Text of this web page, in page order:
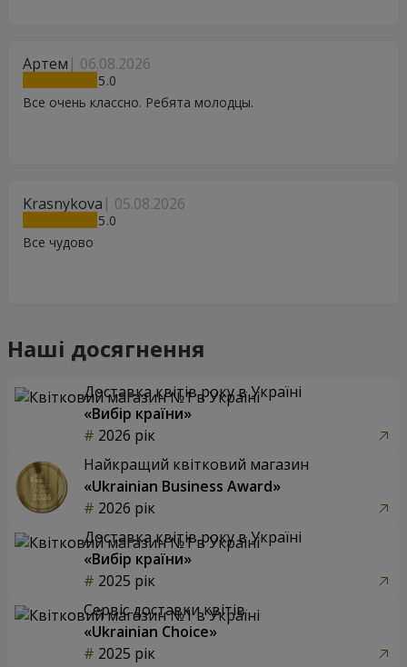
Артем 06.08.2026
5
Все очень классно. Ребята молодцы.
Krasnykova 05.08.2026
5
Все чудово
Наші досягнення
Доставка квітів року в Україні
«Вибір країни»
2026 рік
Найкращий квітковий магазин
«Ukrainian Business Award»
2026 рік
Доставка квітів року в Україні
«Вибір країни»
2025 рік
Сервіс доставки квітів
«Ukrainian Choice»
2025 рік